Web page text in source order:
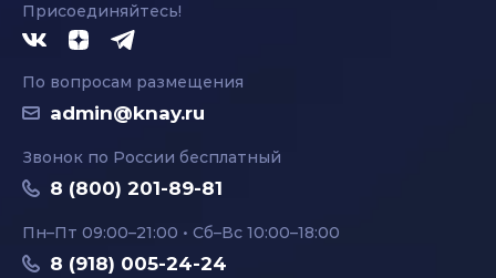
Присоединяйтесь!
По вопросам размещения
admin@knay.ru
Звонок по России бесплатный
8 (800) 201-89-81
Пн–Пт 09:00–21:00 • Сб–Вс 10:00–18:00
8 (918) 005-24-24